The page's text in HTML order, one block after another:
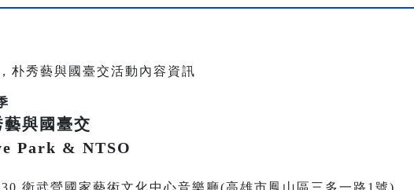
與國臺交
Park & NTSO
衛武營國家藝術文化中心音樂廳(高雄市鳳山區三多一路1號)